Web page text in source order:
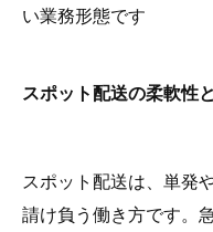
い業務形態です
スポット配送の柔軟性
スポット配送は、単発
請け負う働き方です。